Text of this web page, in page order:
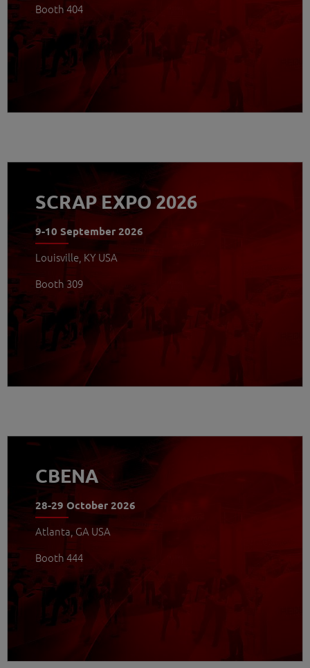
Booth 404
SCRAP EXPO 2026
9-10 September 2026
Louisville, KY USA
Booth 309
CBENA
28-29 October 2026
Atlanta, GA USA
Booth 444